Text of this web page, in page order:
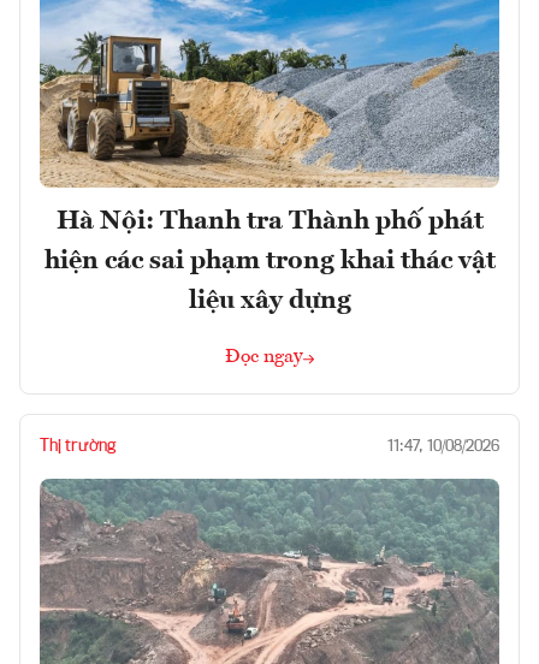
Hà Nội: Thanh tra Thành phố phát
hiện các sai phạm trong khai thác vật
liệu xây dựng
Đọc ngay
Thị trường 11:47, 10/08/2026